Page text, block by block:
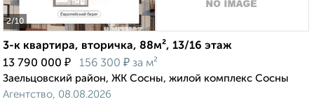
2/10
3-к квартира, вторичка, 88м², 13/16 этаж
13 790 000 ₽ 156 300 ₽ за м²
Заельцовский район, ЖК Сосны, жилой комплекс Сосны
Агентство, 08.08.2026